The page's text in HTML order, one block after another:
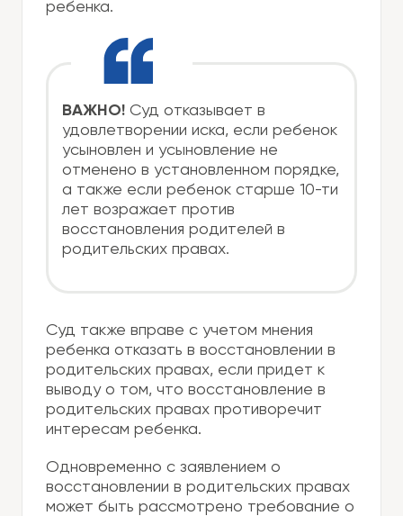
ребенка.
ВАЖНО! Суд отказывает в
удовлетворении иска, если ребенок
усыновлен и усыновление не
отменено в установленном порядке,
а также если ребенок старше 10-ти
лет возражает против
восстановления родителей в
родительских правах.
Суд также вправе с учетом мнения
ребенка отказать в восстановлении в
родительских правах, если придет к
выводу о том, что восстановление в
родительских правах противоречит
интересам ребенка.
Одновременно с заявлением о
восстановлении в родительских правах
может быть рассмотрено требование о